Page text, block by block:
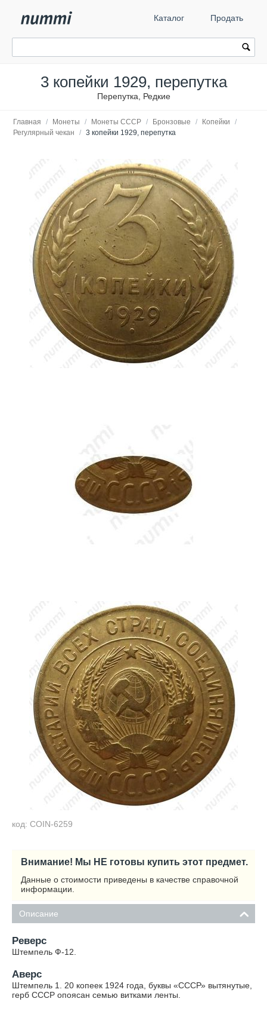
Каталог Продать
3 копейки 1929, перепутка
Перепутка, Редкие
Главная / Монеты / Монеты СССР / Бронзовые / Копейки
/
Регулярный чекан
/ 3 копейки 1929, перепутка
код: COIN-6259
Внимание! Мы НЕ готовы купить этот предмет.
Данные о стоимости приведены в качестве справочной
информации.
Описание
Реверс
Штемпель Ф-12.
Аверс
Штемпель 1. 20 копеек 1924 года, буквы «СССР» вытянутые,
герб СССР опоясан семью витками ленты.